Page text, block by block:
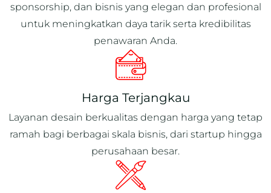
sponsorship, dan bisnis yang elegan dan profesional
untuk meningkatkan daya tarik serta kredibilitas
penawaran Anda.
Harga Terjangkau
Layanan desain berkualitas dengan harga yang tetap
ramah bagi berbagai skala bisnis, dari startup hingga
perusahaan besar.